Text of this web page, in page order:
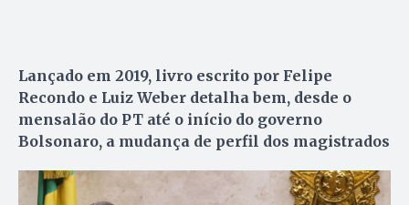
Lançado em 2019, livro escrito por Felipe
Recondo e Luiz Weber detalha bem, desde o
mensalão do PT até o início do governo
Bolsonaro, a mudança de perfil dos magistrados